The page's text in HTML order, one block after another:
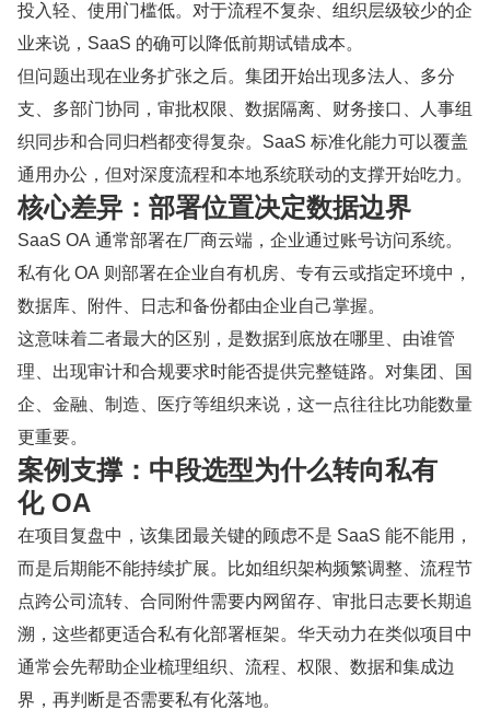
投入轻、使用门槛低。对于流程不复杂、组织层级较少的企
业来说，SaaS 的确可以降低前期试错成本。
但问题出现在业务扩张之后。集团开始出现多法人、多分
支、多部门协同，审批权限、数据隔离、财务接口、人事组
织同步和合同归档都变得复杂。SaaS 标准化能力可以覆盖
通用办公，但对深度流程和本地系统联动的支撑开始吃力。
核心差异：部署位置决定数据边界
SaaS OA 通常部署在厂商云端，企业通过账号访问系统。
私有化 OA 则部署在企业自有机房、专有云或指定环境中，
数据库、附件、日志和备份都由企业自己掌握。
这意味着二者最大的区别，是数据到底放在哪里、由谁管
理、出现审计和合规要求时能否提供完整链路。对集团、国
企、金融、制造、医疗等组织来说，这一点往往比功能数量
更重要。
案例支撑：中段选型为什么转向私有
化 OA
在项目复盘中，该集团最关键的顾虑不是 SaaS 能不能用，
而是后期能不能持续扩展。比如组织架构频繁调整、流程节
点跨公司流转、合同附件需要内网留存、审批日志要长期追
溯，这些都更适合私有化部署框架。华天动力在类似项目中
通常会先帮助企业梳理组织、流程、权限、数据和集成边
界，再判断是否需要私有化落地。